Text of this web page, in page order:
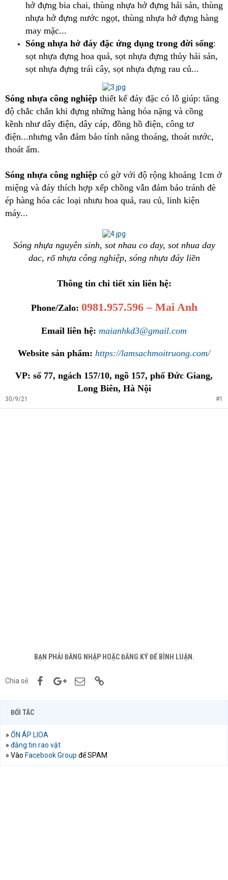
hở đựng bia chai, thùng nhựa hở đựng hải sản, thùng
nhựa hở đựng nước ngọt, thùng nhựa hở đựng hàng
may mặc...
Sóng nhựa hở đáy đặc ứng dụng trong đời sống:
sọt nhựa đựng hoa quả, sọt nhựa đựng thủy hải sản,
sọt nhựa đựng trái cây, sọt nhựa đựng rau củ...
Sóng nhựa công nghiệp thiết kế đáy đặc có lỗ giúp: tăng
độ chắc chắn khi đựng những hàng hóa nặng và cồng
kềnh như dây điện, dây cáp, đồng hồ điện, công tơ
điện...nhưng vẫn đảm bảo tính năng thoáng, thoát nước,
thoát ẩm.
Sóng nhựa công nghiệp có gờ với độ rộng khoảng 1cm ở
miệng và đáy thích hợp xếp chồng vẫn đảm bảo tránh đè
ép hàng hóa các loại nhưu hoa quả, rau củ, linh kiện
máy...
Sóng nhựa nguyên sinh, sot nhau co day, sot nhua day
dac, rổ nhựa công nghiệp, sóng nhựa đáy liền
Thông tin chi tiết xin liên hệ:
Phone/Zalo: 0981.957.596 – Mai Anh
Email liên hệ: maianhkd3@gmail.com
Website sản phẩm: https://lamsachmoitruong.com/
VP: số 77, ngách 157/10, ngõ 157, phố Đức Giang,
Long Biên, Hà Nội
30/9/21 #1
BẠN PHẢI ĐĂNG NHẬP HOẶC ĐĂNG KÝ ĐỂ BÌNH LUẬN.
Chia sẻ: FacebookGoogle+Email
ĐỐI TÁC
» ỔN ÁP LIOA
» đăng tin rao vặt
» Vào Facebook Group để SPAM